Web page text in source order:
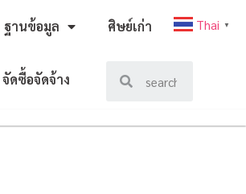
ฐานข้อมูล ศิษย์เก่า
จัดซื้อจัดจ้าง
Thai ▼